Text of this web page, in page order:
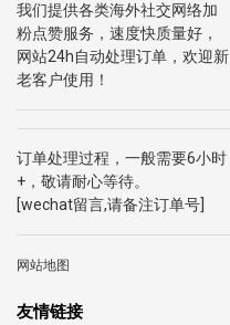
我们提供各类海外社交网络加
粉点赞服务，速度快质量好，
网站24h自动处理订单，欢迎新
老客户使用！
订单处理过程，一般需要6小时
+，敬请耐心等待。
[wechat留言,请备注订单号]
网站地图
友情链接